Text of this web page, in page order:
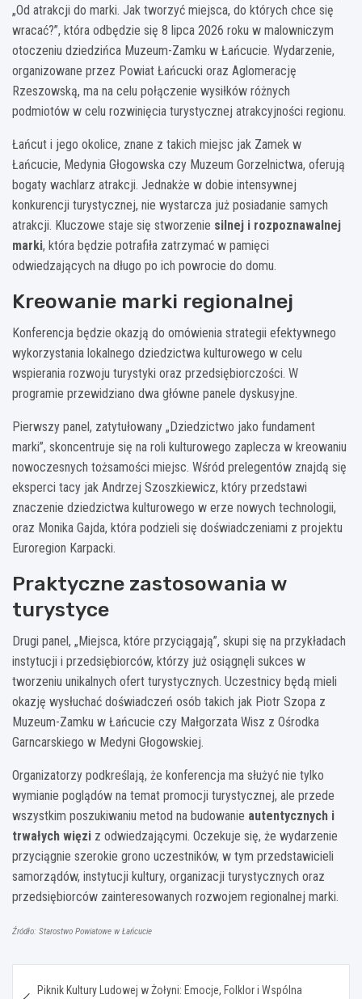
„Od atrakcji do marki. Jak tworzyć miejsca, do których chce się
wracać?”, która odbędzie się 8 lipca 2026 roku w malowniczym
otoczeniu dziedzińca Muzeum-Zamku w Łańcucie. Wydarzenie,
organizowane przez Powiat Łańcucki oraz Aglomerację
Rzeszowską, ma na celu połączenie wysiłków różnych
podmiotów w celu rozwinięcia turystycznej atrakcyjności regionu.
Łańcut i jego okolice, znane z takich miejsc jak Zamek w
Łańcucie, Medynia Głogowska czy Muzeum Gorzelnictwa, oferują
bogaty wachlarz atrakcji. Jednakże w dobie intensywnej
konkurencji turystycznej, nie wystarcza już posiadanie samych
atrakcji. Kluczowe staje się stworzenie silnej i rozpoznawalnej
marki, która będzie potrafiła zatrzymać w pamięci
odwiedzających na długo po ich powrocie do domu.
Kreowanie marki regionalnej
Konferencja będzie okazją do omówienia strategii efektywnego
wykorzystania lokalnego dziedzictwa kulturowego w celu
wspierania rozwoju turystyki oraz przedsiębiorczości. W
programie przewidziano dwa główne panele dyskusyjne.
Pierwszy panel, zatytułowany „Dziedzictwo jako fundament
marki”, skoncentruje się na roli kulturowego zaplecza w kreowaniu
nowoczesnych tożsamości miejsc. Wśród prelegentów znajdą się
eksperci tacy jak Andrzej Szoszkiewicz, który przedstawi
znaczenie dziedzictwa kulturowego w erze nowych technologii,
oraz Monika Gajda, która podzieli się doświadczeniami z projektu
Euroregion Karpacki.
Praktyczne zastosowania w
turystyce
Drugi panel, „Miejsca, które przyciągają”, skupi się na przykładach
instytucji i przedsiębiorców, którzy już osiągnęli sukces w
tworzeniu unikalnych ofert turystycznych. Uczestnicy będą mieli
okazję wysłuchać doświadczeń osób takich jak Piotr Szopa z
Muzeum-Zamku w Łańcucie czy Małgorzata Wisz z Ośrodka
Garncarskiego w Medyni Głogowskiej.
Organizatorzy podkreślają, że konferencja ma służyć nie tylko
wymianie poglądów na temat promocji turystycznej, ale przede
wszystkim poszukiwaniu metod na budowanie autentycznych i
trwałych więzi z odwiedzającymi. Oczekuje się, że wydarzenie
przyciągnie szerokie grono uczestników, w tym przedstawicieli
samorządów, instytucji kultury, organizacji turystycznych oraz
przedsiębiorców zainteresowanych rozwojem regionalnej marki.
Źródło: Starostwo Powiatowe w Łańcucie
Piknik Kultury Ludowej w Żołyni: Emocje, Folklor i Wspólna